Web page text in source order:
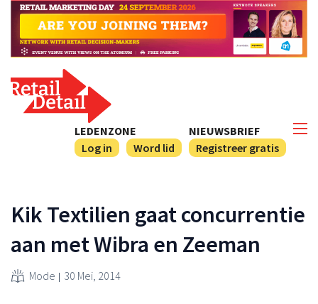
NIEUWSBRIEF
Registreer gratis
LEDENZONE
Log in
Word lid
Kik Textilien gaat concurrentie
aan met Wibra en Zeeman
Mode 30 Mei, 2014